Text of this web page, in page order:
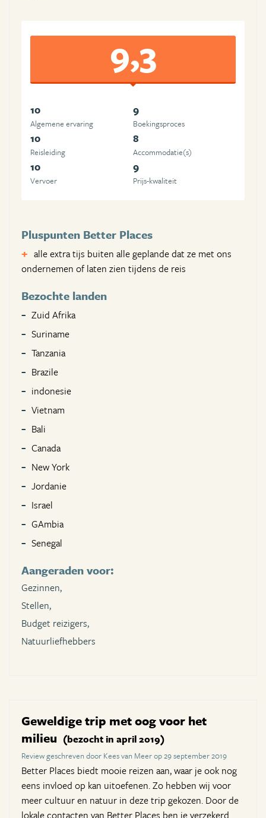
9,3
10
Algemene ervaring
9
Boekingsproces
10
Reisleiding
8
Accommodatie(s)
10
Vervoer
9
Prijs-kwaliteit
Pluspunten Better Places
alle extra tijs buiten alle geplande dat ze met ons
ondernemen of laten zien tijdens de reis
Bezochte landen
Zuid Afrika
Suriname
Tanzania
Brazile
indonesie
Vietnam
Bali
Canada
New York
Jordanie
Israel
GAmbia
Senegal
Aangeraden voor:
Gezinnen,
Stellen,
Budget reizigers,
Natuurliefhebbers
Geweldige trip met oog voor het
milieu (bezocht in april 2019)
Review geschreven door Kees van Meer op 29 september 2019
Better Places biedt mooie reizen aan, waar je ook nog
eens invloed op kan uitoefenen. Zo hebben wij voor
meer cultuur en natuur in deze trip gekozen. Door de
lokale contacten van Better Places ben je verzekerd